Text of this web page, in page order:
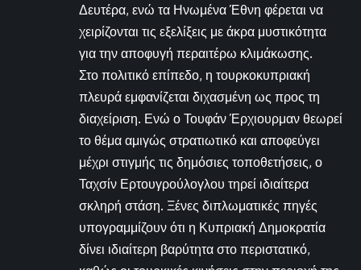
Δευτέρα, ενώ τα Ηνωμένα Έθνη φέρεται να
χειρίζονται τις εξελίξεις με άκρα μυστικότητα
για την αποφυγή περαιτέρω κλιμάκωσης.
Στο πολιτικό επίπεδο, η τουρκοκυπριακή
πλευρά εμφανίζεται διχασμένη ως προς τη
διαχείριση. Ενώ ο Τουφάν Έρχιουρμαν θεωρεί
το θέμα αμιγώς στρατιωτικό και αποφεύγει
μέχρι στιγμής τις δημόσιες τοποθετήσεις, ο
Ταχσίν Ερτουγρούλογλου τηρεί ιδιαίτερα
σκληρή στάση. Ξένες διπλωματικές πηγές
υπογραμμίζουν ότι η Κυπριακή Δημοκρατία
δίνει ιδιαίτερη βαρύτητα στο περιστατικό,